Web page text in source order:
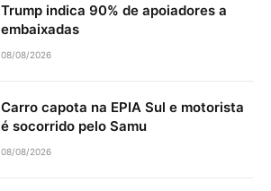
Trump indica 90% de apoiadores a
embaixadas
08/08/2026
Carro capota na EPIA Sul e motorista
é socorrido pelo Samu
08/08/2026